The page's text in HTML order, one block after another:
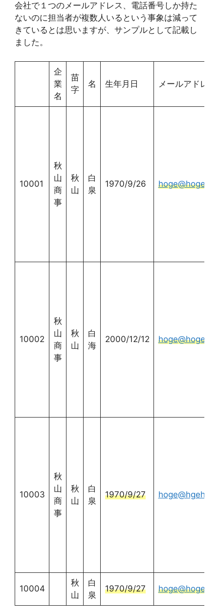
会社で１つのメールアドレス、電話番号しか持た
ないのに担当者が複数人いるという事象は減って
きているとは思いますが、サンプルとして記載し
ました。
企
業
名
苗
字
名 生年月日 メールアドレス
10001
秋
山
商
事
秋
山
白
泉
1970/9/26
10002
秋
山
商
事
秋
山
白
海
2000/12/12
10003
秋
山
商
事
秋
山
白
泉
1970/9/27
10004
秋
山
白
泉
1970/9/27